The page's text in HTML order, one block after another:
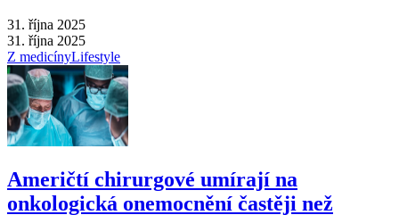
31. října 2025
31. října 2025
Z medicínyLifestyle
Američtí chirurgové umírají na
onkologická onemocnění častěji než